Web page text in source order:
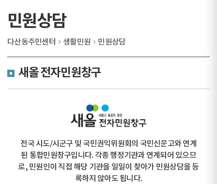
민원상담
다산동주민센터 생활민원 민원상담
새올 전자민원창구
전국 시도/시군구 및 국민권익위원회의 국민신문고와 연계
된 통합민원창구입니다. 각종 행정기관과 연계되어 있으므
로, 민원인이 직접 해당 기관을 일일이 찾아가 민원상담을 등
록하지 않아도 됩니다.